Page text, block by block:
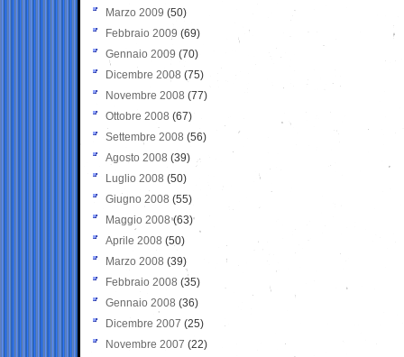
Marzo 2009 (50)
Febbraio 2009 (69)
Gennaio 2009 (70)
Dicembre 2008 (75)
Novembre 2008 (77)
Ottobre 2008 (67)
Settembre 2008 (56)
Agosto 2008 (39)
Luglio 2008 (50)
Giugno 2008 (55)
Maggio 2008(63)
Aprile 2008 (50)
Marzo 2008 (39)
Febbraio 2008 (35)
Gennaio 2008 (36)
Dicembre 2007 (25)
Novembre 2007 (22)